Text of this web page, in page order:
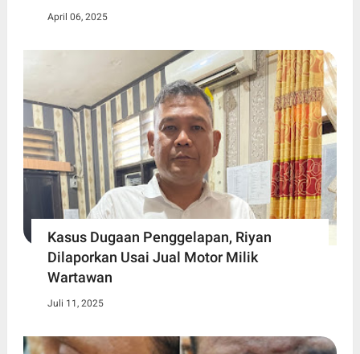
April 06, 2025
Kasus Dugaan Penggelapan, Riyan
Dilaporkan Usai Jual Motor Milik
Wartawan
Juli 11, 2025